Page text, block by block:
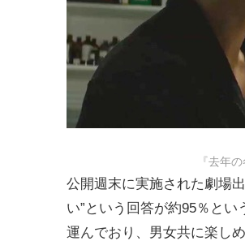
『去年
公開週末に実施された劇場
い”という回答が約95％と
運んでおり、男女共に楽し